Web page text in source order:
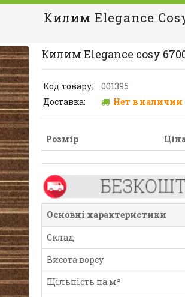
Килим Elegance
Килим Elegance cosy
Код товару:
001395
Доставка:
Нет в наличии
Розмір
Основні характеристики
Склад
Висота ворсу
Щільність на м²